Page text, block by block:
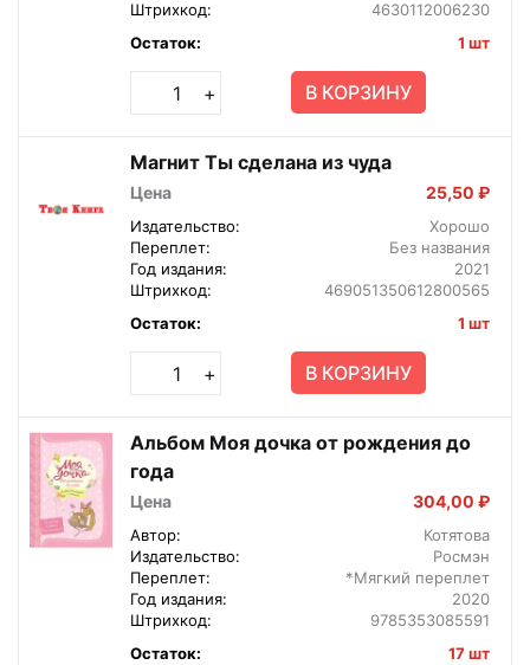
Штрихкод:
4630112006230
Остаток:
1 шт
+ В КОРЗИНУ
Магнит Ты сделана из чуда
Цена 25,50 ₽
Издательство:
Хорошо
Переплет:
Без названия
Год издания:
2021
Штрихкод:
469051350612800565
Остаток:
1 шт
+ В КОРЗИНУ
Альбом Моя дочка от рождения до
года
Цена 304,00 ₽
Автор:
Котятова
Издательство:
Росмэн
Переплет:
*Мягкий переплет
Год издания:
2020
Штрихкод:
9785353085591
Остаток:
17 шт